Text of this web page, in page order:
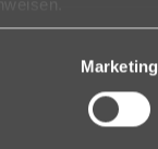
Marketing